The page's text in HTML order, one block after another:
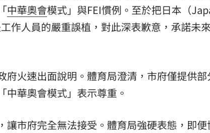
中華奧會模式」與FEI慣例。至於把日本（
作人員的嚴重誤植，對此深表歉意，承諾未
府火速出面說明。體育局澄清，市府僅提供部
華奧會模式」表示尊重。
讓市府完全無法接受。體育局強硬表態，即便